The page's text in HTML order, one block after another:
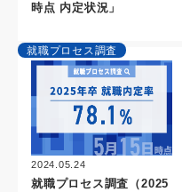
時点 内定状況」
就職プロセス調査
2024.05.24
就職プロセス調査（2025